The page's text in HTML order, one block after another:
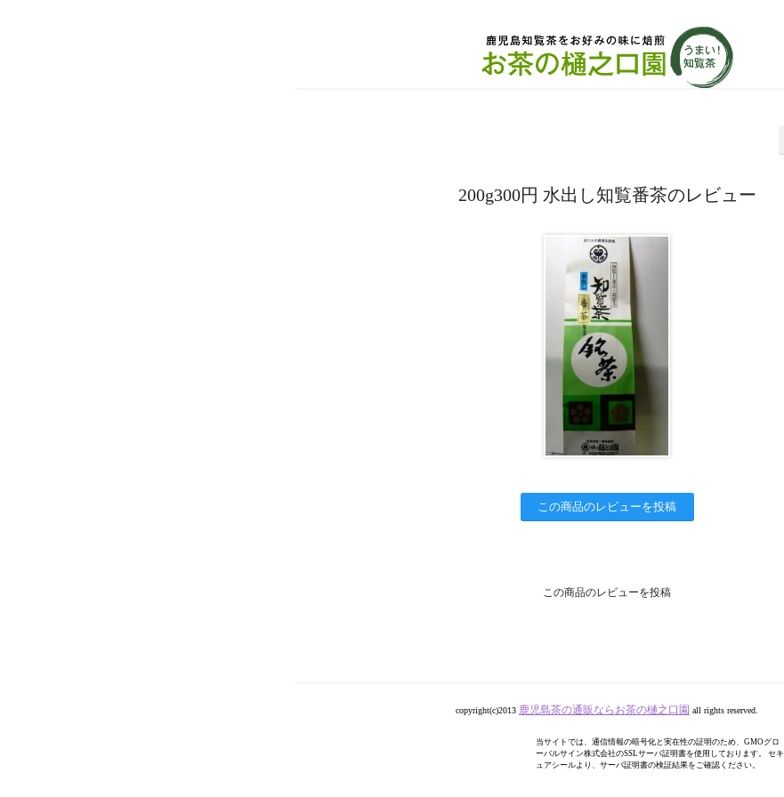
200g300円 水出し知覧番茶のレビュー
この商品のレビューを投稿
この商品のレビューを投稿
copyright(c)2013 鹿児島茶の通販ならお茶の樋之口園 all rights reserved.
当サイトでは、通信情報の暗号化と実在性の証明のため、GMOグロ
ーバルサイン株式会社のSSLサーバ証明書を使用しております。 セキ
ュアシールより、サーバ証明書の検証結果をご確認ください。